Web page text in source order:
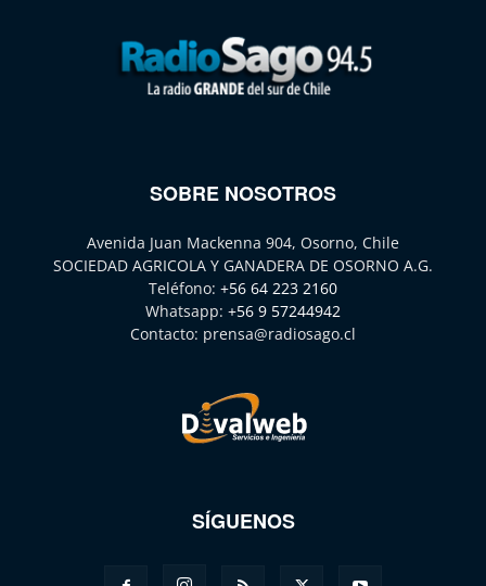
SOBRE NOSOTROS
Avenida Juan Mackenna 904, Osorno, Chile
SOCIEDAD AGRICOLA Y GANADERA DE OSORNO A.G.
Teléfono: +56 64 223 2160
Whatsapp: +56 9 57244942
Contacto: prensa@radiosago.cl
SÍGUENOS